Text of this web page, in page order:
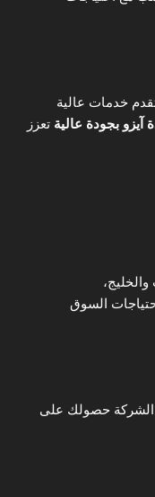
خدمات عالية
آيزو بجودة عالية تعزز
السوق
الشركة حصولك على